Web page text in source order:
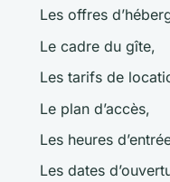
Les offres
Le cadre du gîte,
Les tarifs de
Le plan d’accès,
Les heures
Les dates